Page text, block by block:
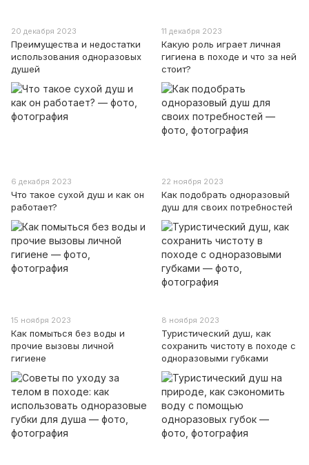
20 декабря 2023
Преимущества и недостатки
использования одноразовых
душей
11 декабря 2023
Какую роль играет личная
гигиена в походе и что за ней
стоит?
6 декабря 2023
Что такое сухой душ и как он
работает?
22 ноября 2023
Как подобрать одноразовый
душ для своих потребностей
15 ноября 2023
Как помыться без воды и
прочие вызовы личной
гигиене
8 ноября 2023
Туристический душ, как
сохранить чистоту в походе с
одноразовыми губками